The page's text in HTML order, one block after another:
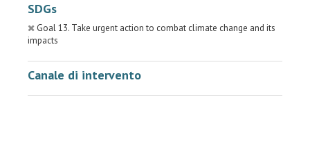
SDGs
Goal 13. Take urgent action to combat climate change and its
impacts
Canale di intervento